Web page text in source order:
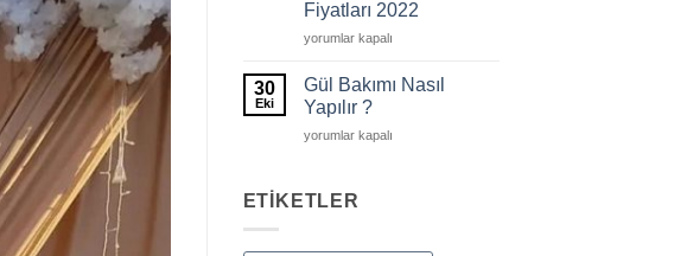
Fiyatları 2022
Orkide
nasıl
yapılır
?
Orkide
için
yorumlar kapalı
30
Eki
Gül Bakımı Nasıl
Yapılır ?
Gül
Yapılır
yorumlar kapalı
ETIKETLER